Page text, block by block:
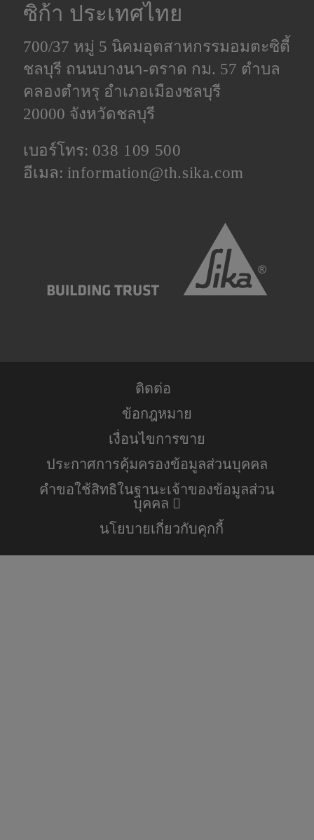
ซิก้า ประเทศไทย
700/37 หมู่ 5 นิคมอุตสาหกรรมอมตะซิตี้
ชลบุรี ถนนบางนา-ตราด กม. 57 ตำบล
คลองตําหรุ อำเภอเมืองชลบุรี
20000 จังหวัดชลบุรี
เบอร์โทร: 038 109 500
อีเมล: information@th.sika.com
ติดต่อ
ข้อกฎหมาย
เงื่อนไขการขาย
ประกาศการคุ้มครองข้อมูลส่วนบุคคล
คำขอใช้สิทธิในฐานะเจ้าของข้อมูลส่วน
บุคคล
นโยบายเกี่ยวกับคุกกี้